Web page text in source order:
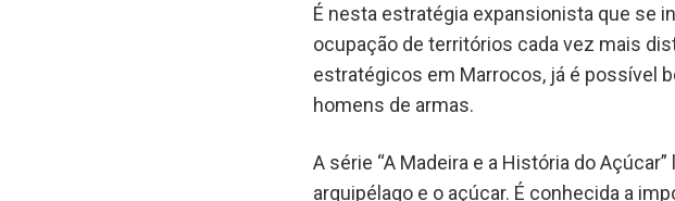
É nesta estratégia expansionista que se
ocupação de territórios cada vez mais
estratégicos em Marrocos, já é possível
homens de armas.
A série “A Madeira e a História do
arquipélago e o açúcar. É conhecida a